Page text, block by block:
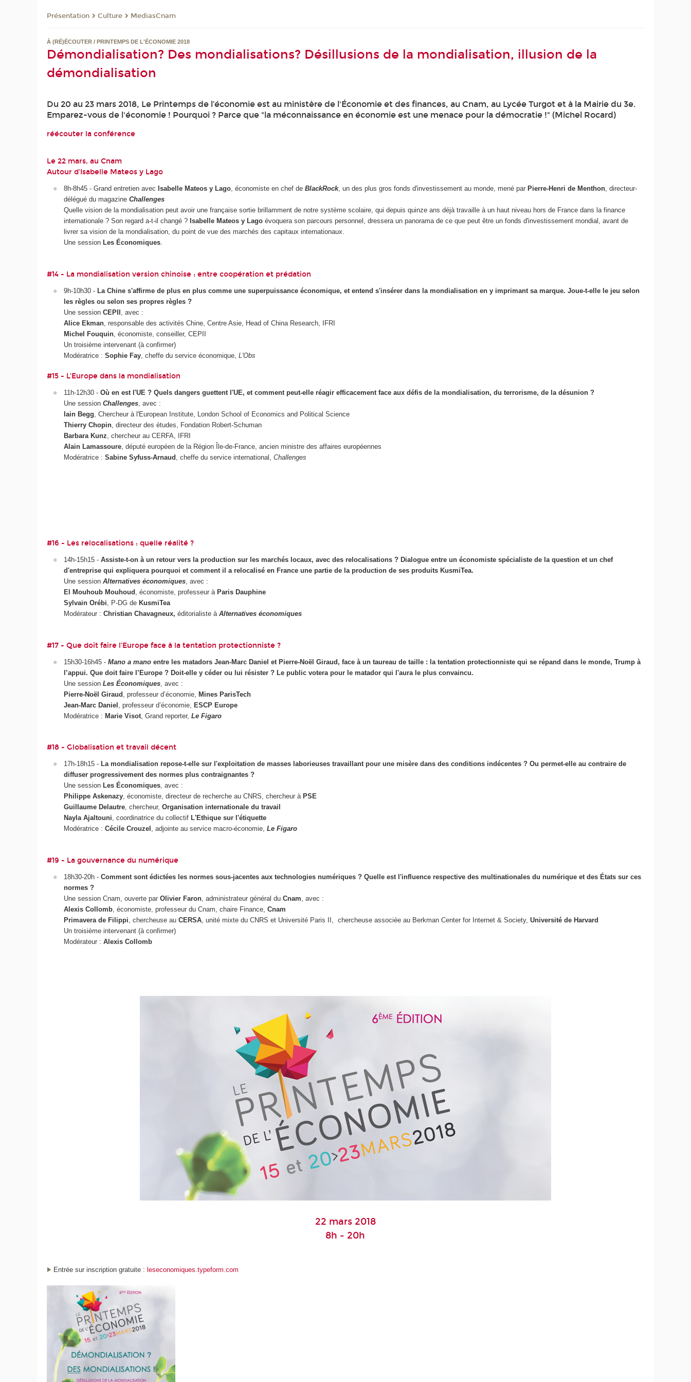
Présentation Culture MediasCnam
À (RÉ)ÉCOUTER / PRINTEMPS DE L'ÉCONOMIE 2018
Démondialisation? Des mondialisations? Désillusions de la mondialisation, illusion de la
démondialisation
Du 20 au 23 mars 2018, Le Printemps de l’économie est au ministère de l'Économie et des finances, au Cnam, au Lycée Turgot et à la Mairie du 3e.
Emparez-vous de l'économie ! Pourquoi ? Parce que "la méconnaissance en économie est une menace pour la démocratie !" (Michel Rocard)
réécouter la conférence
Le 22 mars, au Cnam
Autour d'Isabelle Mateos y Lago
8h-8h45 - Grand entretien avec Isabelle Mateos y Lago, économiste en chef de BlackRock, un des plus gros fonds d'investissement au monde, mené par Pierre-Henri de Menthon, directeur-
délégué du magazine Challenges
Quelle vision de la mondialisation peut avoir une française sortie brillamment de notre système scolaire, qui depuis quinze ans déjà travaille à un haut niveau hors de France dans la finance
internationale ? Son regard a-t-il changé ? Isabelle Mateos y Lagoévoquera son parcours personnel, dressera un panorama de ce que peut être un fonds d'investissement mondial, avant de
livrer sa vision de la mondialisation, du point de vue des marchés des capitaux internationaux.
Une session Les Économiques.
#14 - La mondialisation version chinoise : entre coopération et prédation
9h-10h30 - La Chine s'affirme de plus en plus comme une superpuissance économique, et entend s'insérer dans la mondialisation en y imprimant sa marque. Joue-t-elle le jeu selon
les règles ou selon ses propres règles ?
Une session CEPII , avec :
Alice Ekman, responsable des activités Chine, Centre Asie, Head of China Research, IFRI
Michel Fouquin, économiste, conseiller, CEPII
Un troisième intervenant (à confirmer)
Modératrice : Sophie Fay, cheffe du service économique, L'Obs
#15 - L’Europe dans la mondialisation
11h-12h30 - Où en est l'UE ? Quels dangers guettent l'UE, et comment peut-elle réagir efficacement face aux défis de la mondialisation, du terrorisme, de la désunion ?
Une session Challenges, avec :
Iain Begg, Chercheur à l'European Institute, London School of Economics and Political Science
Thierry Chopin, directeur des études, Fondation Robert-Schuman
Barbara Kunz, chercheur au CERFA, IFRI
Alain Lamassoure, député européen de la Région Île-de-France, ancien ministre des affaires européennes
Modératrice : Sabine Syfuss-Arnaud , cheffe du service international, Challenges
#16 - Les relocalisations : quelle réalité ?
14h-15h15 - Assiste-t-on à un retour vers la production sur les marchés locaux, avec des relocalisations ? Dialogue entre un économiste spécialiste de la question et un chef
d'entreprise qui expliquera pourquoi et comment il a relocalisé en France une partie de la production de ses produits KusmiTea.
Une session Alternatives économiques, avec :
El Mouhoub Mouhoud , économiste, professeur à Paris Dauphine
Sylvain Orébi, P-DG de KusmiTea
Modérateur : Christian Chavagneux, éditorialiste à Alternatives économiques
#17 - Que doit faire l’Europe face à la tentation protectionniste ?
15h30-16h45 - Mano a manoentre les matadors Jean-Marc Daniel et Pierre-Noël Giraud, face à un taureau de taille : la tentation protectionniste qui se répand dans le monde, Trump à
l’appui. Que doit faire l’Europe ? Doit-elle y céder ou lui résister ? Le public votera pour le matador qui l'aura le plus convaincu.
Une session Les Économiques, avec :
Pierre-Noël Giraud
, professeur d’économie,
Mines ParisTech
Jean-Marc Daniel
, professeur d’économie,
ESCP Europe
Modératrice : Marie Visot, Grand reporter, Le Figaro
#18 - Globalisation et travail décent
17h-18h15 - La mondialisation repose-t-elle sur l'exploitation de masses laborieuses travaillant pour une misère dans des conditions indécentes ? Ou permet-elle au contraire de
diffuser progressivement des normes plus contraignantes ?
Une session Les Économiques, avec :
Philippe Askenazy, économiste, directeur de recherche au CNRS, chercheur à PSE
Guillaume Delautre, chercheur, Organisation internationale du travail
Nayla Ajaltouni, coordinatrice du collectif L'Ethique sur l'étiquette
Modératrice : Cécile Crouzel , adjointe au service macro-économie, Le Figaro
#19 - La gouvernance du numérique
18h30-20h - Comment sont édictées les normes sous-jacentes aux technologies numériques ? Quelle est l'influence respective des multinationales du numérique et des États sur ces
normes ?
Une session Cnam, ouverte par Olivier Faron, administrateur général du Cnam, avec :
Alexis Collomb, économiste, professeur du Cnam, chaire Finance, Cnam
Primavera de Filippi, chercheuse au CERSA, unité mixte du CNRS et Université Paris II, chercheuse associée au Berkman Center for Internet & Society, Université de Harvard
Un troisième intervenant (à confirmer)
Modérateur : Alexis Collomb
22 mars 2018
8h - 20h
Entrée sur inscription gratuite : leseconomiques.typeform.com